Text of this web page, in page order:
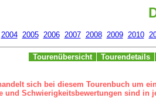
2004 2005 2006 2007 2008 2009 2010
Tourenübersicht Tourendetails
sich bei diesem Tourenbuch um
und Schwierigkeitsbewertungen sind in